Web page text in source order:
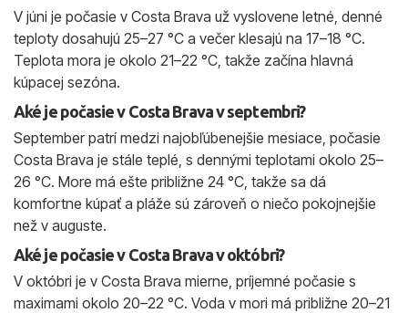
V júni je počasie v Costa Brava už vyslovene letné, denné
teploty dosahujú 25–27 °C a večer klesajú na 17–18 °C.
Teplota mora je okolo 21–22 °C, takže začína hlavná
kúpacej sezóna.
Aké je počasie v Costa Brava v septembri?
September patrí medzi najobľúbenejšie mesiace, počasie
Costa Brava je stále teplé, s dennými teplotami okolo 25–
26 °C. More má ešte približne 24 °C, takže sa dá
komfortne kúpať a pláže sú zároveň o niečo pokojnejšie
než v auguste.
Aké je počasie v Costa Brava v októbri?
V októbri je v Costa Brava mierne, príjemné počasie s
maximami okolo 20–22 °C. Voda v mori má približne 20–21